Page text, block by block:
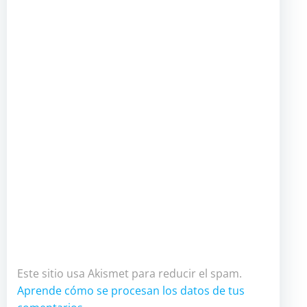
Este sitio usa Akismet para reducir el spam.
Aprende cómo se procesan los datos de tus